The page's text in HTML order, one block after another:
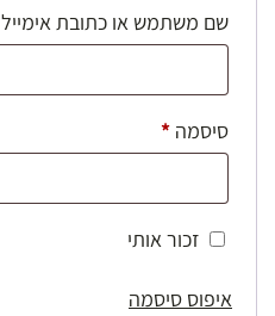
שם משתמש או כתובת אימייל
סיסמה *חובה
זכור אותי
איפוס סיסמה